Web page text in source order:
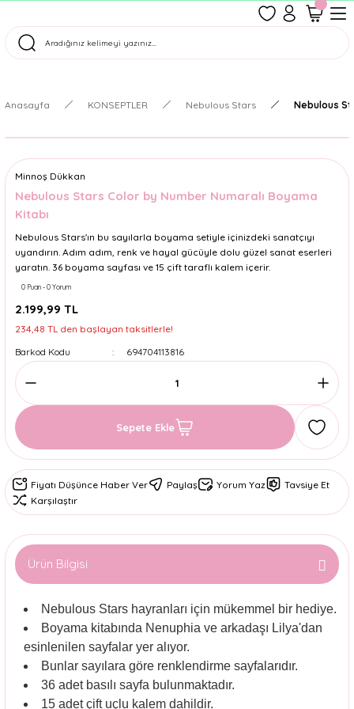
Tüm Siparişler Aynı Gün Kargoda!
Anasayfa KONSEPTLER Nebulous Stars Nebulous
Minnoş Dükkan
Nebulous Stars Color by Number Numaralı Boyama
Kitabı
Nebulous Stars'ın bu sayılarla boyama setiyle içinizdeki sanatçıyı
uyandırın. Adım adım, renk ve hayal gücüyle dolu güzel sanat eserleri
yaratın. 36 boyama sayfası ve 15 çift taraflı kalem içerir.
0 Puan - 0 Yorum
2.199,99 TL
234,48 TL den başlayan taksitlerle!
Barkod Kodu
694704113816
Sepete Ekle
Fiyatı Düşünce Haber Ver Paylaş Yorum Yaz
Tavsiye Et
Karşılaştır
Ürün Bilgisi
Nebulous Stars hayranları için mükemmel bir hediye.
Boyama kitabında Nenuphia ve arkadaşı Lilya'dan
esinlenilen sayfalar yer alıyor.
Bunlar sayılara göre renklendirme sayfalarıdır.
36 adet basılı sayfa bulunmaktadır.
15 adet çift uçlu kalem dahildir.